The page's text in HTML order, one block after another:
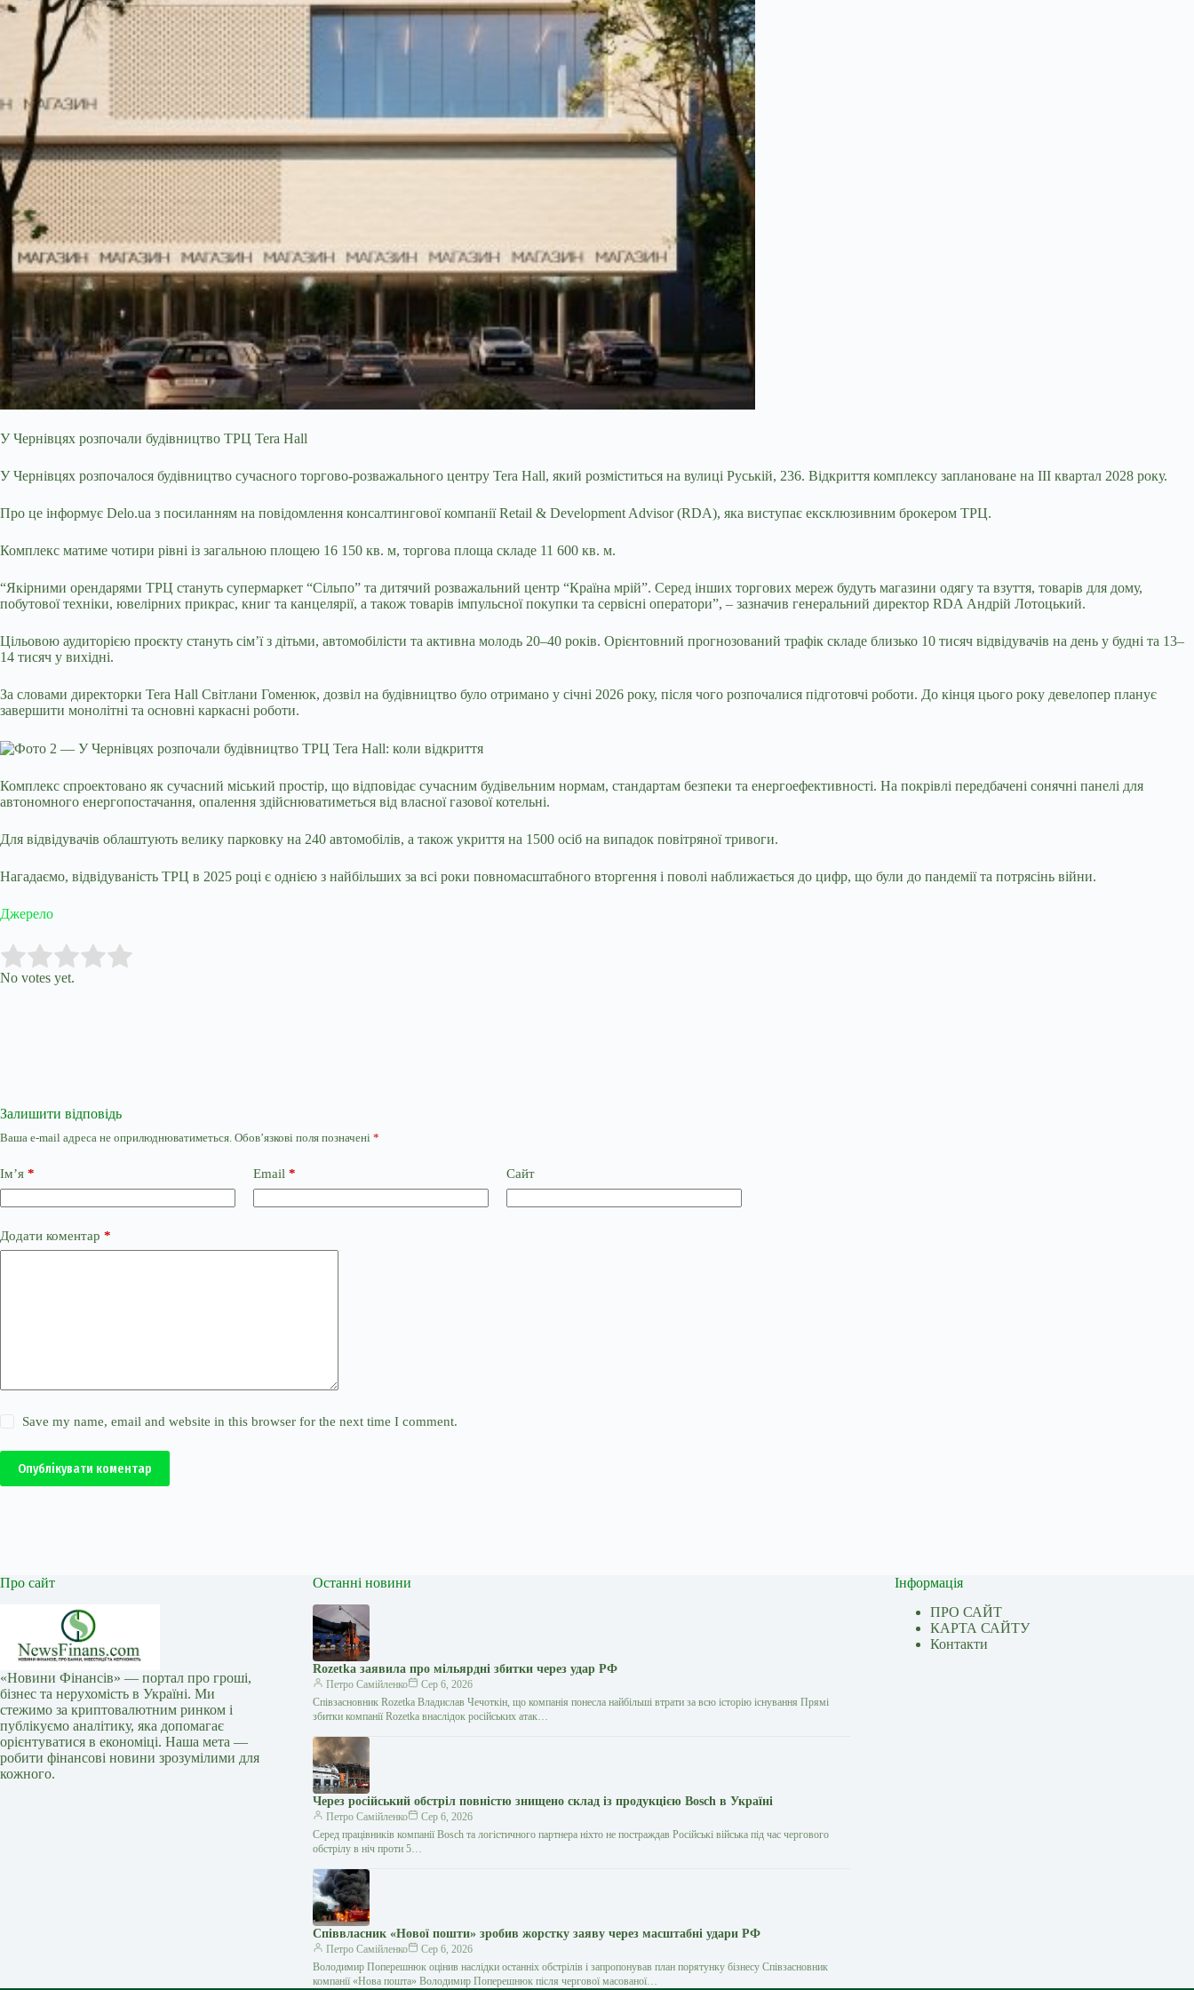
У Чернівцях розпочали будівництво ТРЦ Tera Hall
У Чернівцях розпочалося будівництво сучасного торгово-розважального центру Tera Hall, який розміститься на вулиці Руській, 236. Відкриття комплексу заплановане на III квартал 2028 року.
Про це інформує Delo.ua з посиланням на повідомлення консалтингової компанії Retail & Development Advisor (RDA), яка виступає ексклюзивним брокером ТРЦ.
Комплекс матиме чотири рівні із загальною площею 16 150 кв. м, торгова площа складе 11 600 кв. м.
“Якірними орендарями ТРЦ стануть супермаркет “Сільпо” та дитячий розважальний центр “Країна мрій”. Серед інших торгових мереж будуть магазини одягу та взуття, товарів для дому,
побутової техніки, ювелірних прикрас, книг та канцелярії, а також товарів імпульсної покупки та сервісні оператори”, – зазначив генеральний директор RDA Андрій Лотоцький.
Цільовою аудиторією проєкту стануть сім’ї з дітьми, автомобілісти та активна молодь 20–40 років. Орієнтовний прогнозований трафік складе близько 10 тисяч відвідувачів на день у будні та 13–
14 тисяч у вихідні.
За словами директорки Tera Hall Світлани Гоменюк, дозвіл на будівництво було отримано у січні 2026 року, після чого розпочалися підготовчі роботи. До кінця цього року девелопер планує
завершити монолітні та основні каркасні роботи.
Комплекс спроектовано як сучасний міський простір, що відповідає сучасним будівельним нормам, стандартам безпеки та енергоефективності. На покрівлі передбачені сонячні панелі для
автономного енергопостачання, опалення здійснюватиметься від власної газової котельні.
Для відвідувачів облаштують велику парковку на 240 автомобілів, а також укриття на 1500 осіб на випадок повітряної тривоги.
Нагадаємо, відвідуваність ТРЦ в 2025 році є однією з найбільших за всі роки повномасштабного вторгення і поволі наближається до цифр, що були до пандемії та потрясінь війни.
Джерело
Rate this item:
No votes yet.
Залишити відповідь
Ваша e-mail адреса не оприлюднюватиметься. Обов’язкові поля позначені *
Ім’я * Email * Сайт
Додати коментар *
Save my name, email and website in this browser for the next time I comment.
Опублікувати коментар
Про сайт
«Новини Фінансів» — портал про гроші,
бізнес та нерухомість в Україні. Ми
стежимо за криптовалютним ринком і
публікуємо аналітику, яка допомагає
орієнтуватися в економіці. Наша мета —
робити фінансові новини зрозумілими для
кожного.
Останні новини
Rozetka заявила про мільярдні збитки через удар РФ
Петро Самійленко
Сер 6, 2026
Співзасновник Rozetka Владислав Чечоткін, що компанія понесла найбільші втрати за всю історію існування Прямі
збитки компанії Rozetka внаслідок російських атак…
Через російський обстріл повністю знищено склад із продукцією Bosch в Україні
Петро Самійленко
Сер 6, 2026
Серед працівників компанії Bosch та логістичного партнера ніхто не постраждав Російські війська під час чергового
обстрілу в ніч проти 5…
Співвласник «Нової пошти» зробив жорстку заяву через масштабні удари РФ
Петро Самійленко
Сер 6, 2026
Володимир Поперешнюк оцінив наслідки останніх обстрілів і запропонував план порятунку бізнесу Співзасновник
компанії «Нова пошта» Володимир Поперешнюк після чергової масованої…
Інформація
ПРО САЙТ
КАРТА САЙТУ
Контакти